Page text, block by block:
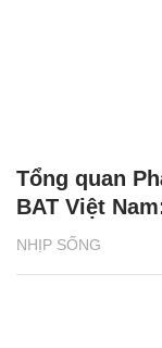
NHỊP SỐNG
Tổng quan
BAT Việt